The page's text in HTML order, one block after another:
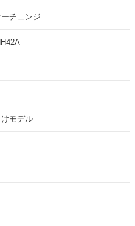
20
20
チェンジ
けモデル